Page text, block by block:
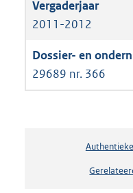
2011-2012
29689 nr. 366